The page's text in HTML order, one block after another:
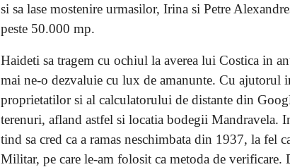
si sa lase mostenire urmasilor, Irina si Petre
peste 50.000 mp.
Haideti sa tragem cu ochiul la averea lui Costica in
mai ne-o dezvaluie cu lux de amanunte. Cu ajutorul
proprietatilor si al calculatorului de distante din
terenuri, afland astfel si locatia bodegii Mandravela.
tind sa cred ca a ramas neschimbata din 1937, la fel
Militar, pe care le-am folosit ca metoda de verificare.